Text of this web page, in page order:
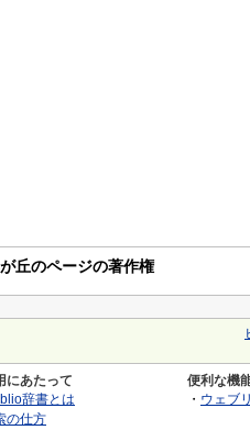
丘のページの著作権
にあたって
辞書とは
の仕方
便利な機
・ ウェブ